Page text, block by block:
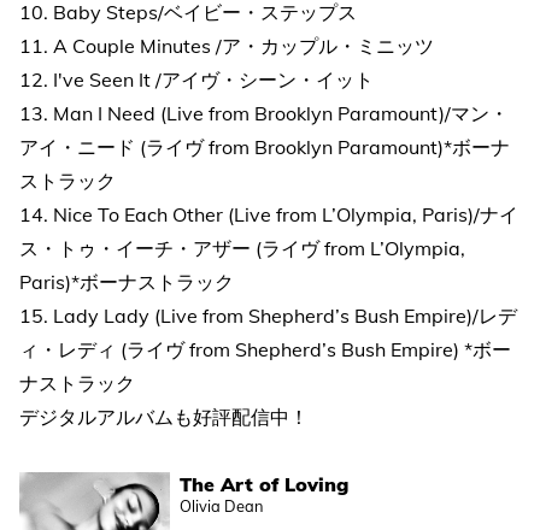
10. Baby Steps/ベイビー・ステップス
11. A Couple Minutes /ア・カップル・ミニッツ
12. I've Seen It /アイヴ・シーン・イット
13. Man I Need (Live from Brooklyn Paramount)/マン・
アイ・ニード (ライヴ from Brooklyn Paramount)*ボーナ
ストラック
14. Nice To Each Other (Live from L’Olympia, Paris)/ナイ
ス・トゥ・イーチ・アザー (ライヴ from L’Olympia,
Paris)*ボーナストラック
15. Lady Lady (Live from Shepherd’s Bush Empire)/レデ
ィ・レディ (ライヴ from Shepherd’s Bush Empire) *ボー
ナストラック
デジタルアルバムも好評配信中！
The Art of Loving
Olivia Dean